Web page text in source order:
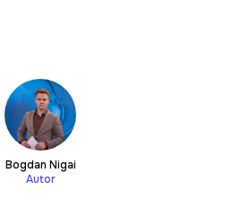
Bogdan Nigai
Autor